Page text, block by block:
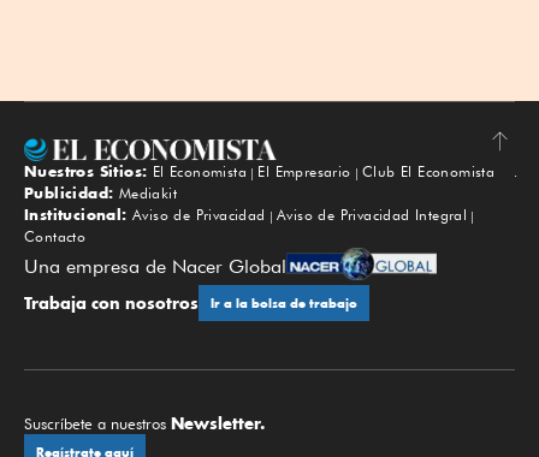
Subir
Nuestros Sitios: El Economista El Empresario
Club El Economista
Publicidad: Mediakit
Institucional: Aviso de Privacidad
Aviso de Privacidad Integral
Contacto
Una empresa de Nacer Global
Trabaja con nosotros Ir a la bolsa de trabajo
Suscríbete a nuestros Newsletter.
Regístrate aquí